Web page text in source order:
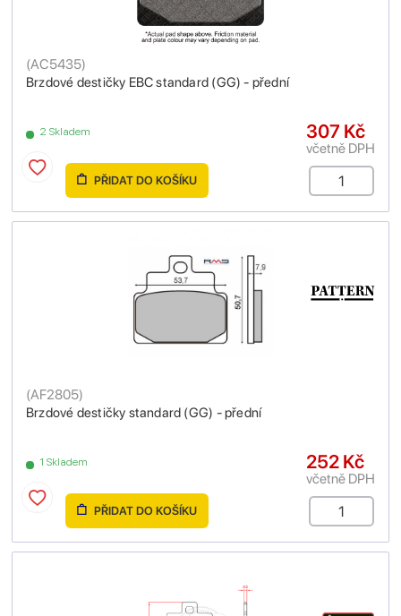
Brzdové destičky EBC standard (GG) - přední
(AC5435)
2 Skladem 307 Kč
včetně DPH
PŘIDAT DO KOŠÍKU
Brzdové destičky standard (GG) - přední
(AF2805)
1 Skladem 252 Kč
včetně DPH
PŘIDAT DO KOŠÍKU